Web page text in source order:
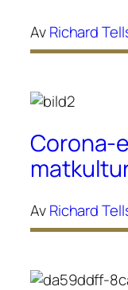
AvRichard
Corona-
AvRichard